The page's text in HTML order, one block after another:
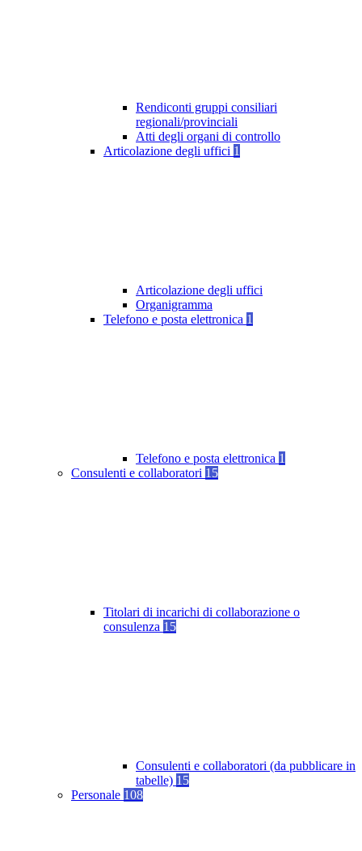
Rendiconti gruppi consiliari
regionali/provinciali
Atti degli organi di controllo
Articolazione degli uffici 1
Articolazione degli uffici
Organigramma
Telefono e posta elettronica 1
Telefono e posta elettronica 1
Consulenti e collaboratori 15
Titolari di incarichi di collaborazione o
consulenza 15
Consulenti e collaboratori (da pubblicare in
tabelle) 15
Personale 108